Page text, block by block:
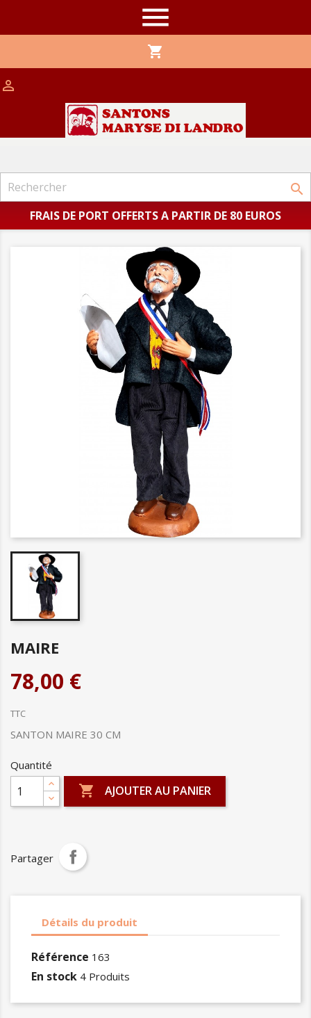

shopping_cart


FRAIS DE PORT OFFERTS A PARTIR DE 80 EUROS
MAIRE
78,00 €
TTC
SANTON MAIRE 30 CM
Quantité
 AJOUTER AU PANIER
Partager
Détails du produit
Référence 163
En stock 4 Produits